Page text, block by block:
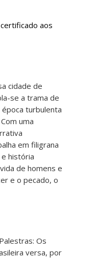
aos
cidade de
se a trama de
turbulenta
uma
em filigrana
história
de homens e
e o pecado, o
Os
versa, por